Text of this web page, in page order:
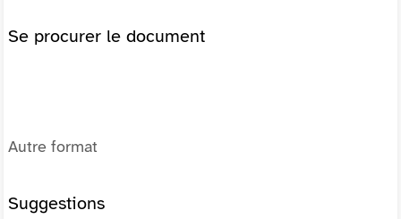
Se procurer le document
Autre format
Suggestions